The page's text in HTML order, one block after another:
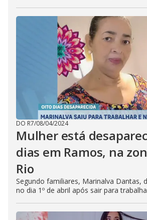
DO R7/08/04/2024
Mulher está
dias em Ramos, na
Rio
Segundo familiares, Marinalva Dantas,
no dia 1º de abril após sair para